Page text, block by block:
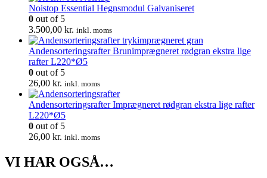
Noistop Essential Hegnsmodul Galvaniseret
0 out of 5
3.500,00 kr. inkl. moms
Andensorteringsrafter Brunimprægneret rødgran ekstra lige
rafter L220*Ø5
0 out of 5
26,00 kr. inkl. moms
Andensorteringsrafter Imprægneret rødgran ekstra lige rafter
L220*Ø5
0 out of 5
26,00 kr. inkl. moms
VI HAR OGSÅ…